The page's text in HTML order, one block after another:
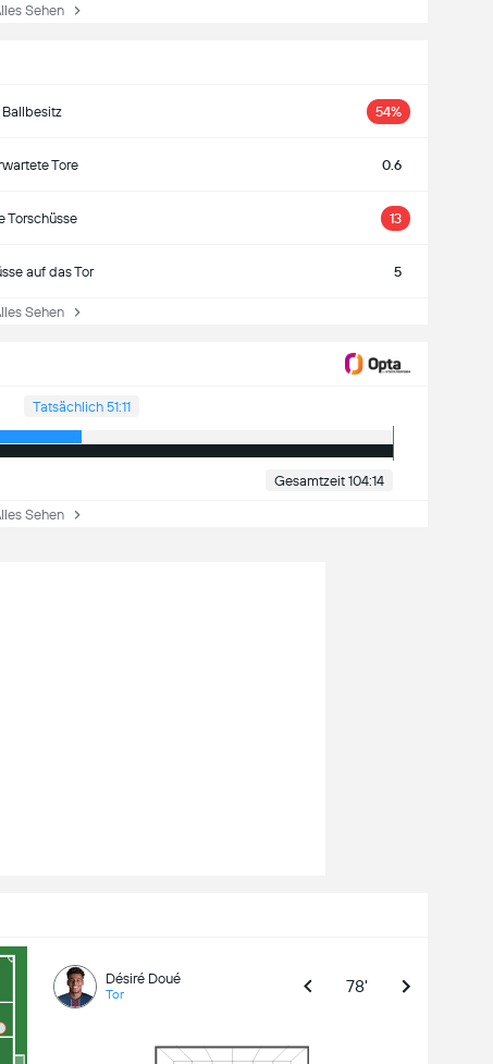
Sehen
Ballbesitz 54%
Tore 0.6
Torschüsse 13
auf das Tor 5
Sehen
Tatsächlich 51:11
Gesamtzeit 104:14
Sehen
Désiré Doué
Tor 78'